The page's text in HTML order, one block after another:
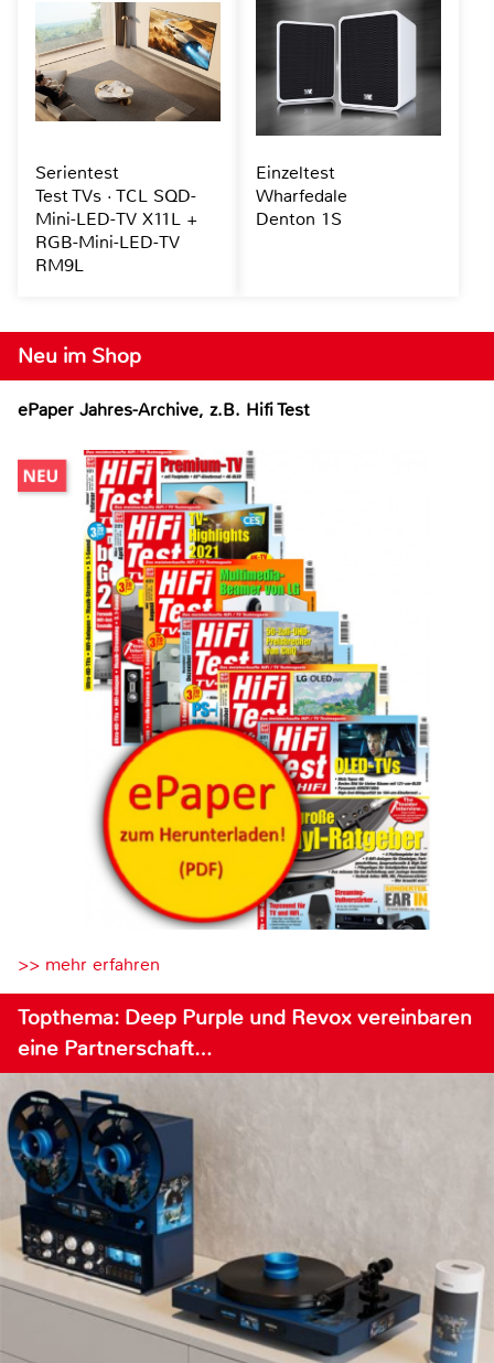
Neu im Shop
ePaper Jahres-Archive, z.B. Hifi Test
>> mehr erfahren
Topthema: Deep Purple und Revox vereinbaren
eine Partnerschaft…
Serientest
Test TVs · TCL SQD-
Mini-LED-TV X11L +
RGB-Mini-LED-TV
RM9L
Einzeltest
Wharfedale
Denton 1S